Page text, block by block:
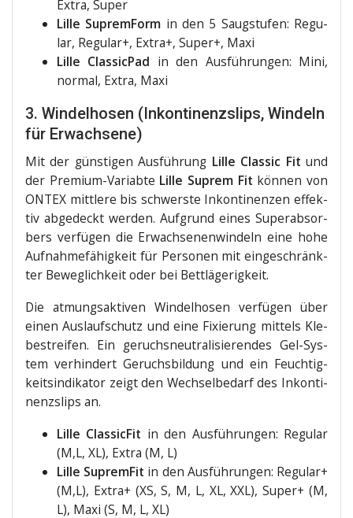
Extra, Super
Lil­le Suprem­Form in den 5 Saug­stu­fen: Regu­
lar, Regu­lar+, Extra+, Super+, Maxi
Lil­le Clas­sic­Pad in den Aus­füh­run­gen: Mini,
nor­mal, Extra, Maxi
3. Windelhosen (Inkontinenzslips, Windeln
für Erwachsene)
Mit der güns­ti­gen Aus­füh­rung Lil­le Clas­sic Fit und
der Pre­mi­um-Variab­te Lil­le Sup­rem Fit kön­nen von
ONTEX mitt­le­re bis schwers­te Inkon­ti­nen­zen effek­
tiv abge­deckt wer­den. Auf­grund eines Super­ab­sor­
bers ver­fü­gen die Erwach­se­nen­win­deln eine hohe
Auf­nah­me­fä­hig­keit für Per­so­nen mit ein­ge­schränk­
ter Beweg­lich­keit oder bei Bettlägerigkeit.
Die atmungs­ak­ti­ven Win­del­ho­sen ver­fü­gen über
einen Aus­lauf­schutz und eine Fixie­rung mit­tels Kle­
be­strei­fen. Ein geruchs­neu­tra­li­sie­ren­des Gel-Sys­
tem ver­hin­dert Geruchs­bil­dung und ein Feuch­tig­
keits­in­di­ka­tor zeigt den Wech­sel­be­darf des Inkon­ti­
nenz­slips an.
Lil­le Clas­si­c­Fit in den Aus­füh­run­gen: Regu­lar
(M,L, XL), Extra (M, L)
Lil­le Suprem­Fit in den Aus­füh­run­gen: Regu­lar+
(M,L), Extra+ (XS, S, M, L, XL, XXL), Super+ (M,
L), Maxi (S, M, L, XL)